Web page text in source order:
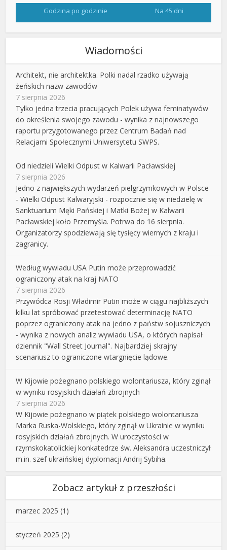
Godzina po godzinie Na 45 dni
Wiadomości
Architekt, nie architektka. Polki nadal rzadko używają
żeńskich nazw zawodów
7 sierpnia 2026
Tylko jedna trzecia pracujących Polek używa feminatywów
do określenia swojego zawodu - wynika z najnowszego
raportu przygotowanego przez Centrum Badań nad
Relacjami Społecznymi Uniwersytetu SWPS.
Od niedzieli Wielki Odpust w Kalwarii Pacławskiej
7 sierpnia 2026
Jedno z największych wydarzeń pielgrzymkowych w Polsce
- Wielki Odpust Kalwaryjski - rozpocznie się w niedzielę w
Sanktuarium Męki Pańskiej i Matki Bożej w Kalwarii
Pacławskiej koło Przemyśla. Potrwa do 16 sierpnia.
Organizatorzy spodziewają się tysięcy wiernych z kraju i
zagranicy.
Według wywiadu USA Putin może przeprowadzić
ograniczony atak na kraj NATO
7 sierpnia 2026
Przywódca Rosji Władimir Putin może w ciągu najbliższych
kilku lat spróbować przetestować determinację NATO
poprzez ograniczony atak na jedno z państw sojuszniczych
- wynika z nowych analiz wywiadu USA, o których napisał
dziennik "Wall Street Journal". Najbardziej skrajny
scenariusz to ograniczone wtargnięcie lądowe.
W Kijowie pożegnano polskiego wolontariusza, który zginął
w wyniku rosyjskich działań zbrojnych
7 sierpnia 2026
W Kijowie pożegnano w piątek polskiego wolontariusza
Marka Ruska-Wolskiego, który zginął w Ukrainie w wyniku
rosyjskich działań zbrojnych. W uroczystości w
rzymskokatolickiej konkatedrze św. Aleksandra uczestniczył
m.in. szef ukraińskiej dyplomacji Andrij Sybiha.
Zobacz artykuł z przeszłości
marzec 2025 (1)
styczeń 2025 (2)